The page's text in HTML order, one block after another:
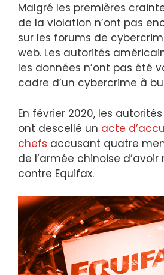
Malgré les premières
de la violation n’ont pas
sur les forums de
web. Les autorités
les données n’ont pas été
cadre d’un cybercrime à
En février 2020, les
ont descellé un acte
chefs accusant quatre
de l’armée chinoise
contre Equifax.